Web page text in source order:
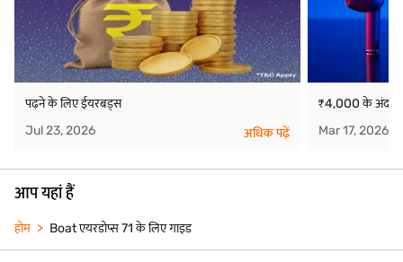
पढ़ने के लिए ईयरबड्स
Jul 23, 2026
अधिक पढ़ें
₹4,000 के अंदर
Mar 17, 2026
आप यहां हैं
होम Boat एयरडोप्स 71 के लिए गाइड